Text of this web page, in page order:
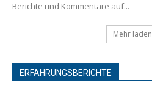
Berichte und Kommentare auf...
Mehr laden
ERFAHRUNGSBERICHTE